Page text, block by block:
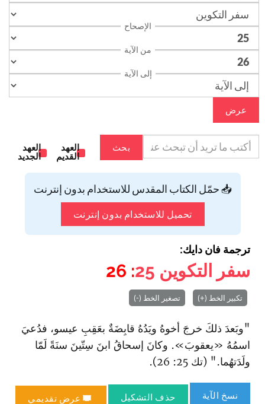
الإصحاح
من الآية
إلى الآية
عرض
بحث
العهد
القديم
العهد
الجديد
📥 حمّل الكتاب المقدس للاستخدام بدون إنترنت
تحميل للاستخدام بدون إنترنت
ترجمة فان دايك:
سفر التكوين 25
: 26
تكبير الخط (+) تصغير الخط (-)
"وبَعدَ ذلكَ خرجَ أخوهُ ويَدُهُ قابِضَةٌ بعَقِبِ عيسو، فدُعيَ
اسمُهُ «يعقوبَ». وكانَ إسحاقُ ابنَ سِتّينَ سنَةً لَمّا
ولَدَتهُما." (تك 25: 26).
نسخ الآية حذف التشكيل عرض تقديمي